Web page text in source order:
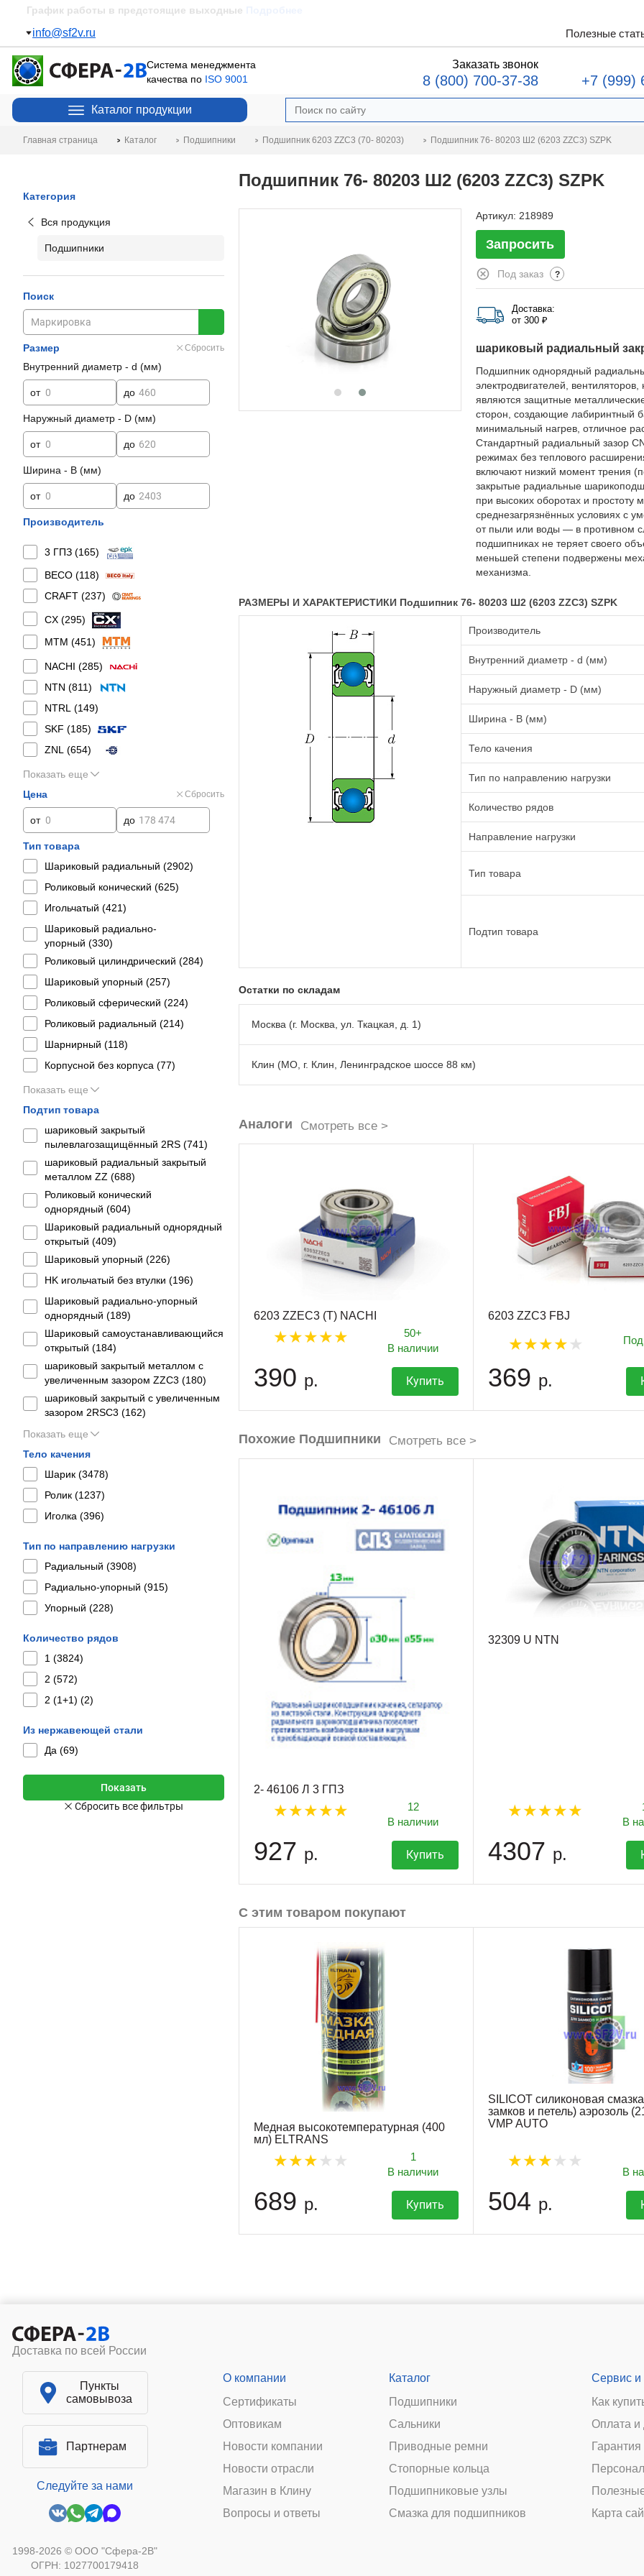
Пополнение складаПодробнее
info@sf2v.ru Полезные
Система менеджмента
качества по ISO 9001
Заказать звонок
8 (800) 700-37-38 +7 (999)
Каталог продукции
Главная страница Каталог Подшипники Подшипник 6203 ZZC3 (70- 80203) Подшипник 76- 80203 Ш2 (6203 ZZC3) SZPK
Категория
Вся продукция
Подшипники
Поиск
Размер Сбросить
Внутренний диаметр - d (мм)
от до
Наружный диаметр - D (мм)
от до
Ширина - B (мм)
от до
Производитель
3 ГПЗ (165)
BECO (118)
CRAFT (237)
CX (295)
MTM (451)
NACHI (285)
NTN (811)
NTRL (149)
SKF (185)
ZNL (654)
Показать еще
Цена
Сбросить
от до
Тип товара
Шариковый радиальный (2902)
Роликовый конический (625)
Игольчатый (421)
Шариковый радиально-
упорный (330)
Роликовый цилиндрический (284)
Шариковый упорный (257)
Роликовый сферический (224)
Роликовый радиальный (214)
Шарнирный (118)
Корпусной без корпуса (77)
Показать еще
Подтип товара
шариковый закрытый
пылевлагозащищённый 2RS (741)
шариковый радиальный закрытый
металлом ZZ (688)
Роликовый конический
однорядный (604)
Шариковый радиальный однорядный
открытый (409)
Шариковый упорный (226)
HK игольчатый без втулки (196)
Шариковый радиально-упорный
однорядный (189)
Шариковый самоустанавливающийся
открытый (184)
шариковый закрытый металлом с
увеличенным зазором ZZC3 (180)
шариковый закрытый с увеличенным
зазором 2RSС3 (162)
Показать еще
Тело качения
Шарик (3478)
Ролик (1237)
Иголка (396)
Тип по направлению нагрузки
Радиальный (3908)
Радиально-упорный (915)
Упорный (228)
Количество рядов
1 (3824)
2 (572)
2 (1+1) (2)
Из нержавеющей стали
Да (69)
Подшипник 76- 80203 Ш2 (6203 ZZC3) SZPK
Артикул: 218989
Запросить
Под заказ ?
Доставка:
от 300 ₽
шариковый радиальный
Подшипник однорядный
электродвигателей,
являются защитные
сторон, создающие лабиринтный
минимальный нагрев, отличное
Стандартный радиальный зазор
режимах без теплового
включают низкий момент трения
закрытые радиальные
при высоких оборотах и простоту
среднезагрязнённых условиях с
от пыли или воды — в противном
подшипниках не теряет своего
меньшей степени подвержены
механизма.
РАЗМЕРЫ И ХАРАКТЕРИСТИКИ Подшипник 76- 80203 Ш2 (6203 ZZC3) SZPK
Производитель
Внутренний диаметр - d (мм)
Наружный диаметр - D (мм)
Ширина - B (мм)
Тело качения
Тип по направлению нагрузки
Количество рядов
Направление нагрузки
Тип товара
Подтип товара
Остатки по складам
Москва (г. Москва, ул. Ткацкая, д. 1)
Клин (МО, г. Клин, Ленинградское шоссе 88 км)
Аналоги Смотреть все >
6203 ZZEC3 (T) NACHI
50+
В наличии
390 р. Купить
6203 ZZC3 FBJ
Под
369 р.
Похожие Подшипники Смотреть все >
2- 46106 Л 3 ГПЗ
12
В наличии
927 р. Купить
32309 U NTN
В
4307 р.
С этим товаром покупают
Медная высокотемпературная (400
мл) ELTRANS
1
В наличии
689 р. Купить
SILICOT силиконовая
замков и петель) аэрозоль
VMP AUTO
В
504 р.
Доставка по всей России
Пункты
самовывоза
Партнерам
Следуйте за нами
1998-2026 © ООО "Сфера-2В"
ОГРН: 1027700179418
О компании
Сертификаты
Оптовикам
Новости компании
Новости отрасли
Магазин в Клину
Вопросы и ответы
Каталог
Подшипники
Сальники
Приводные ремни
Стопорные кольца
Подшипниковые узлы
Смазка для подшипников
Сервис и
Как
Оплата и
Карта